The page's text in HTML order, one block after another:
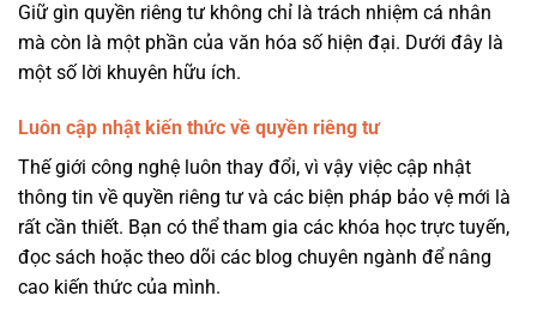
Giữ gìn quyền riêng tư không chỉ là trách nhiệm cá nhân
mà còn là một phần của văn hóa số hiện đại. Dưới đây là
một số lời khuyên hữu ích.
Luôn cập nhật kiến thức về quyền riêng tư
Thế giới công nghệ luôn thay đổi, vì vậy việc cập nhật
thông tin về quyền riêng tư và các biện pháp bảo vệ mới là
rất cần thiết. Bạn có thể tham gia các khóa học trực tuyến,
đọc sách hoặc theo dõi các blog chuyên ngành để nâng
cao kiến thức của mình.